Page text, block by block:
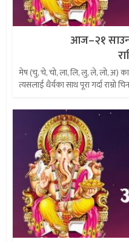
आज–२१ साउन
मेष (चु, चे, चो, ला, लि, लु, ले, लो, अ)
त्यसलाई धैर्यका साथ पूरा गर्दा राम्रो